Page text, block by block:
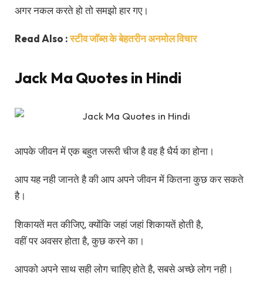
अगर नकल करते हो तो समझो हार गए।
Read Also :स्टीव जॉब्स के बेहतरीन अनमोल विचार
Jack Ma Quotes in Hindi
आपके जीवन में एक बहुत जरूरी चीज है वह है धैर्य का होना।
आप यह नही जानते है की आप अपने जीवन में कितना कुछ कर सकते
है।
शिकायतें मत कीजिए, क्योंकि जहां जहां शिकायतें होती है,
वहीं पर अवसर होता है, कुछ करने का।
आपको अपने साथ सही लोग चाहिए होते है, सबसे अच्छे लोग नही।